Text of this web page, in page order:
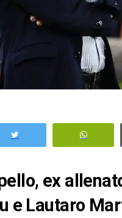
ex
e Lautaro